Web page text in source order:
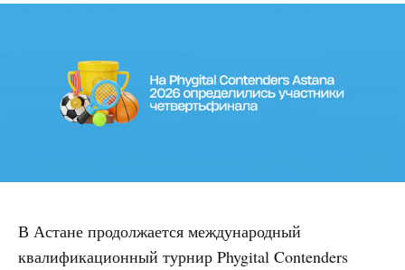
В Астане продолжается международный
квалификационный турнир Phygital Contenders